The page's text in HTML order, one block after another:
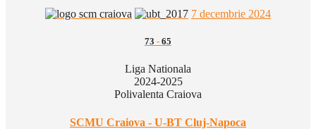
7 decembrie 2024
73 - 65
Liga Nationala
2024-2025
Polivalenta Craiova
SCMU Craiova - U-BT Cluj-Napoca